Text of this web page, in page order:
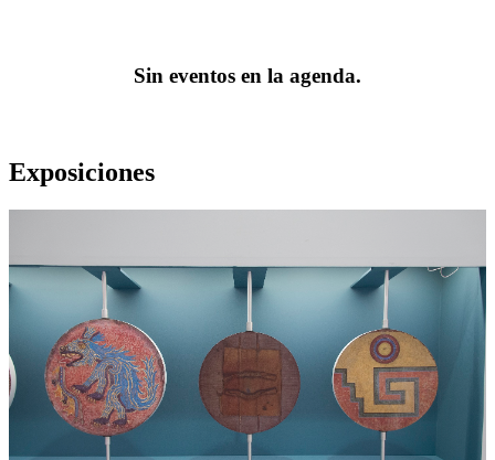
Sin eventos en la agenda.
Exposiciones